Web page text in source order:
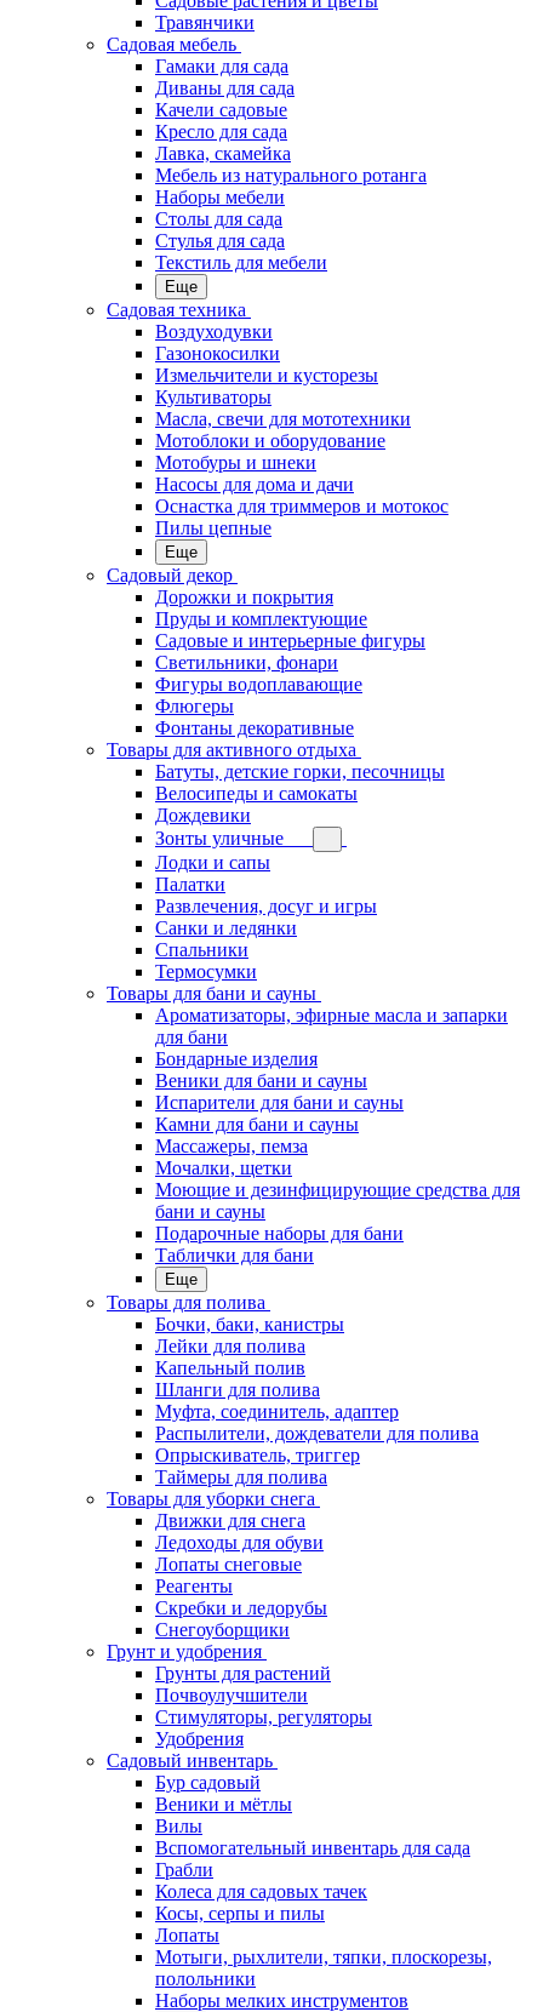
Травянчики
Садовая мебель
Гамаки для сада
Диваны для сада
Качели садовые
Кресло для сада
Лавка, скамейка
Мебель из натурального ротанга
Наборы мебели
Столы для сада
Стулья для сада
Текстиль для мебели
Еще
Садовая техника
Воздуходувки
Газонокосилки
Измельчители и кусторезы
Культиваторы
Масла, свечи для мототехники
Мотоблоки и оборудование
Мотобуры и шнеки
Насосы для дома и дачи
Оснастка для триммеров и мотокос
Пилы цепные
Еще
Садовый декор
Дорожки и покрытия
Пруды и комплектующие
Садовые и интерьерные фигуры
Светильники, фонари
Фигуры водоплавающие
Флюгеры
Фонтаны декоративные
Товары для активного отдыха
Батуты, детские горки, песочницы
Велосипеды и самокаты
Дождевики
Зонты уличные
Лодки и сапы
Палатки
Развлечения, досуг и игры
Санки и ледянки
Спальники
Термосумки
Товары для бани и сауны
Ароматизаторы, эфирные масла и запарки
для бани
Бондарные изделия
Веники для бани и сауны
Испарители для бани и сауны
Камни для бани и сауны
Массажеры, пемза
Мочалки, щетки
Моющие и дезинфицирующие средства для
бани и сауны
Подарочные наборы для бани
Таблички для бани
Еще
Товары для полива
Бочки, баки, канистры
Лейки для полива
Капельный полив
Шланги для полива
Муфта, соединитель, адаптер
Распылители, дождеватели для полива
Опрыскиватель, триггер
Таймеры для полива
Товары для уборки снега
Движки для снега
Ледоходы для обуви
Лопаты снеговые
Реагенты
Скребки и ледорубы
Снегоуборщики
Грунт и удобрения
Грунты для растений
Почвоулучшители
Стимуляторы, регуляторы
Удобрения
Садовый инвентарь
Бур садовый
Веники и мётлы
Вилы
Вспомогательный инвентарь для сада
Грабли
Колеса для садовых тачек
Косы, серпы и пилы
Лопаты
Мотыги, рыхлители, тяпки, плоскорезы,
полольники
Наборы мелких инструментов